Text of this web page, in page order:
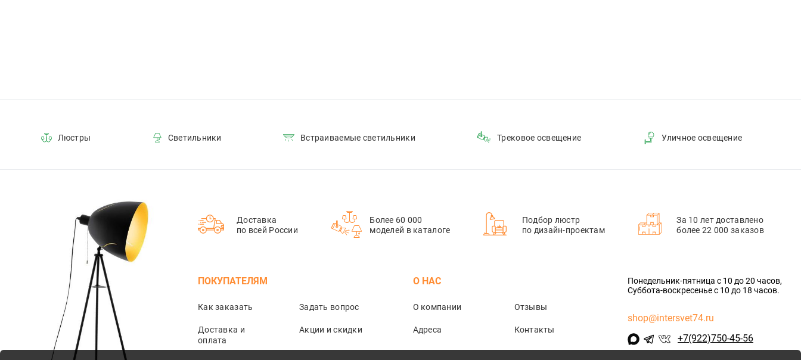
48
15
Люстры Светильники Встраиваемые светильники Трековое освещение Уличное освещение
Доставка
по всей России
Более 60 000
моделей в каталоге
Подбор люстр
по дизайн-проектам
За 10 лет доставлено
более 22 000 заказов
ПОКУПАТЕЛЯМ
Как заказать Задать вопрос
Доставка и
оплата
Акции и скидки
О НАС
О компании Отзывы
Адреса Контакты
Понедельник-пятница с 10 до 20 часов,
Суббота-воскресенье с 10 до 18 часов.
shop@intersvet74.ru
+7(922)750-45-56